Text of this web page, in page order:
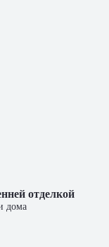
отделкой
дома